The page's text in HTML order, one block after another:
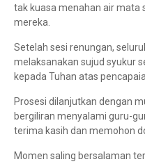
tak kuasa menahan air mata
mereka.
Setelah sesi renungan,
melaksanakan sujud syukur
kepada Tuhan atas
Prosesi dilanjutkan dengan
bergiliran menyalami guru-
terima kasih dan memohon
Momen saling bersalaman